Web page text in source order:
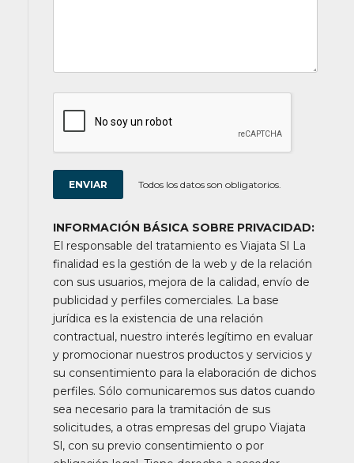
Todos los datos son obligatorios.
INFORMACIÓN BÁSICA SOBRE PRIVACIDAD:
El responsable del tratamiento es Viajata Sl La
finalidad es la gestión de la web y de la relación
con sus usuarios, mejora de la calidad, envío de
publicidad y perfiles comerciales. La base
jurídica es la existencia de una relación
contractual, nuestro interés legítimo en evaluar
y promocionar nuestros productos y servicios y
su consentimiento para la elaboración de dichos
perfiles. Sólo comunicaremos sus datos cuando
sea necesario para la tramitación de sus
solicitudes, a otras empresas del grupo Viajata
Sl, con su previo consentimiento o por